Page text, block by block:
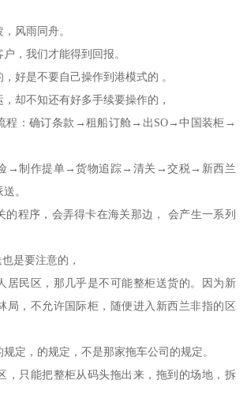
风雨同舟。
，我们才能得到回报。
好是不要自己操作到港模式的 。
却不知还有好多手续要操作的，
程：确订条款→租船订舱→出SO→中国装柜→
→制作提单→货物追踪→清关→交税→新西兰
。
的程序，会弄得卡在海关那边， 会产生一系列
是要注意的，
居民区，那几乎是不可能整柜送货的。因为新
局，不允许国际柜，随便进入新西兰非指的区
定，的规定，不是那家拖车公司的规定。
，只能把整柜从码头拖出来，拖到的场地，拆